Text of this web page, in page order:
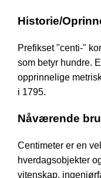
Historie/
Prefikset "centi-"
som betyr hundre.
opprinnelige
i 1795.
Nåværende
Centimeter er en
hverdagsobjekter
vitenskap,